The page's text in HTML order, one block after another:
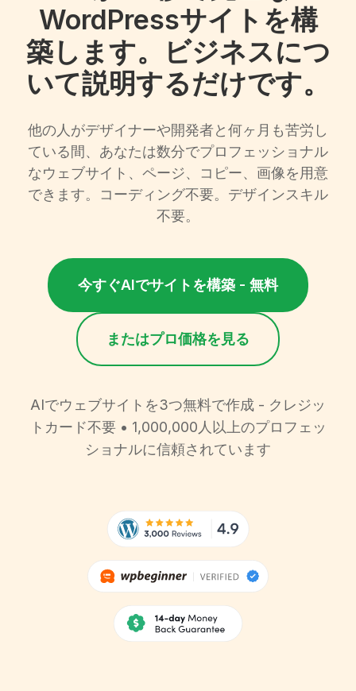
WordPressサイトを構
築します。ビジネスにつ
いて説明するだけです。
他の人がデザイナーや開発者と何ヶ月も苦労し
ている間、あなたは数分でプロフェッショナル
なウェブサイト、ページ、コピー、画像を用意
できます。コーディング不要。デザインスキル
不要。
今すぐAIでサイトを構築 - 無料
またはプロ価格を見る
AIでウェブサイトを3つ無料で作成 - クレジッ
トカード不要 • 1,000,000人以上のプロフェッ
ショナルに信頼されています